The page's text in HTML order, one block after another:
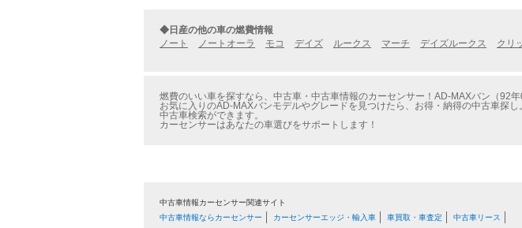
◆日産の他の車の燃費情報
ノート
ノートオーラ モコ デイズ ルークス マーチ デイズルークス クリ
燃費のいい車を探すなら、中古車・中古車情報のカーセンサー！AD-MAXバン（92
お気に入りのAD-MAXバンモデルやグレードを見つけたら、お得・納得の中古車探
中古車検索ができます。
カーセンサーはあなたの車選びをサポートします！
中古車情報カーセンサー関連サイト
中古車情報ならカーセンサー
カーセンサーエッジ・輸入車 車買取・車査定 中古車リース